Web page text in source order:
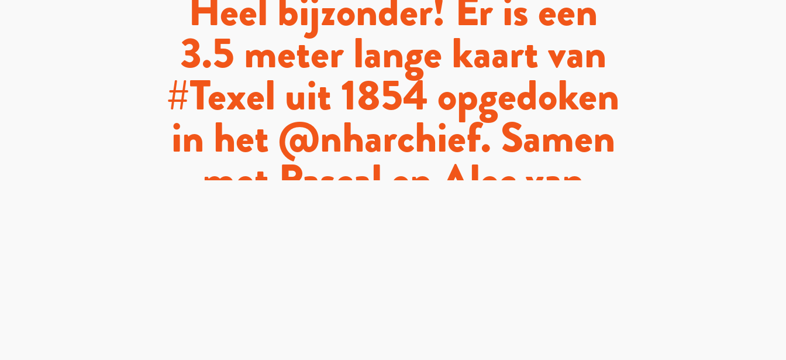
3.5 meter lange kaart van
#Texel uit 1854 opgedoken
in het @nharchief. Samen
met Pascal en Alec van